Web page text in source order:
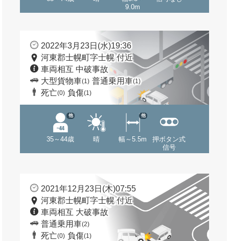
9.0m
2022年3月23日(水)19:36
河東郡士幌町字士幌 付近
車両相互 中破事故
大型貨物車(1) 普通乗用車(1)
死亡(0) 負傷(1)
35～44歳
他
晴 幅～5.5m
他
押ボタン式
信号
2021年12月23日(木)07:55
河東郡士幌町字士幌 付近
車両相互 大破事故
普通乗用車(2)
死亡(0) 負傷(1)